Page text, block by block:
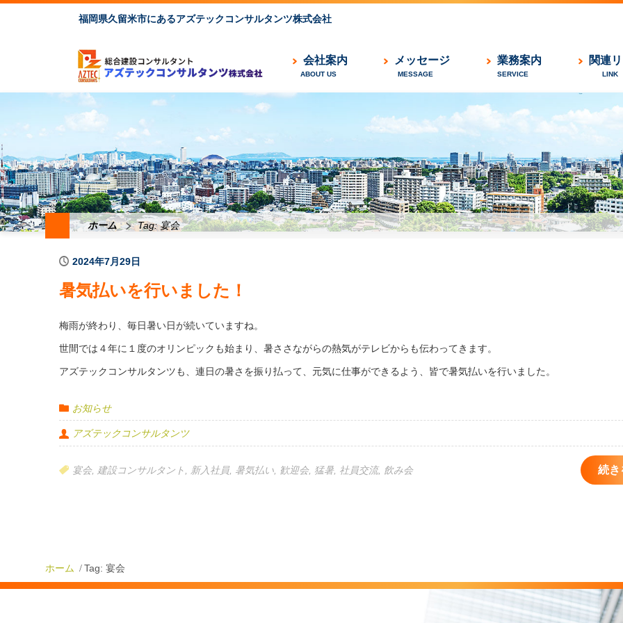
福岡県久留米市にあるアズテックコンサルタンツ株式会社
会社案内 メッセージ 業務案内 関連
ホーム Tag: 宴会
2024年7月29日
暑気払いを行いました！
梅雨が終わり、毎日暑い日が続いていますね。
世間では４年に１度のオリンピックも始まり、暑ささながらの熱気がテレビからも伝わってきます。
アズテックコンサルタンツも、連日の暑さを振り払って、元気に仕事ができるよう、皆で暑気払いを行いました。
に花を咲かせています。
お知らせ
アズテックコンサルタンツ
宴会, 建設コンサルタント, 新入社員, 暑気払い, 歓迎会, 猛暑, 社員交流, 飲み会 続き
ホーム Tag: 宴会